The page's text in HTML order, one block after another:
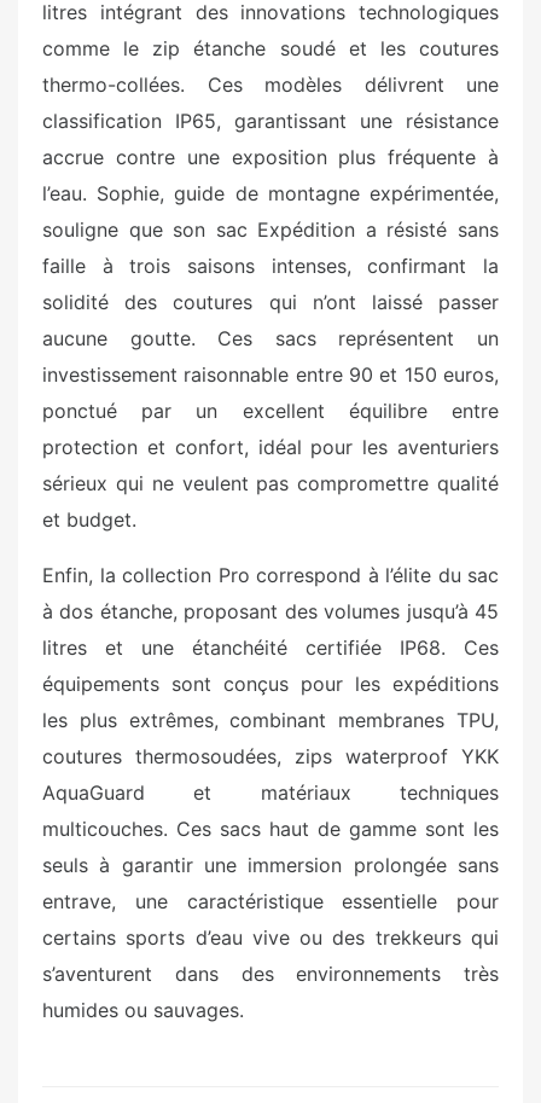
litres intégrant des innovations technologiques
comme le zip étanche soudé et les coutures
thermo-collées. Ces modèles délivrent une
classification IP65, garantissant une résistance
accrue contre une exposition plus fréquente à
l’eau. Sophie, guide de montagne expérimentée,
souligne que son sac Expédition a résisté sans
faille à trois saisons intenses, confirmant la
solidité des coutures qui n’ont laissé passer
aucune goutte. Ces sacs représentent un
investissement raisonnable entre 90 et 150 euros,
ponctué par un excellent équilibre entre
protection et confort, idéal pour les aventuriers
sérieux qui ne veulent pas compromettre qualité
et budget.
Enfin, la collection Pro correspond à l’élite du sac
à dos étanche, proposant des volumes jusqu’à 45
litres et une étanchéité certifiée IP68. Ces
équipements sont conçus pour les expéditions
les plus extrêmes, combinant membranes TPU,
coutures thermosoudées, zips waterproof YKK
AquaGuard et matériaux techniques
multicouches. Ces sacs haut de gamme sont les
seuls à garantir une immersion prolongée sans
entrave, une caractéristique essentielle pour
certains sports d’eau vive ou des trekkeurs qui
s’aventurent dans des environnements très
humides ou sauvages.